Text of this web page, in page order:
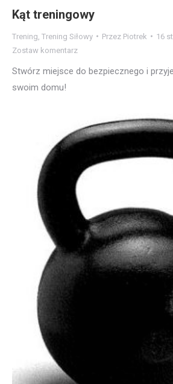
Kąt treningowy
Trening Trening Siłowy Przez Piotrek
16
Zostaw komentarz
Stwórz miejsce do bezpiecznego i
swoim domu!